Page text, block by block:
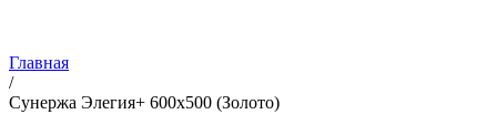
Главная
/
Сунержа Элегия+ 600х500 (Золото)